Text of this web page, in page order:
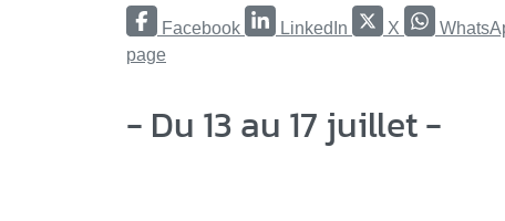
Facebook LinkedIn X
page
- Du 13 au 17 juillet -